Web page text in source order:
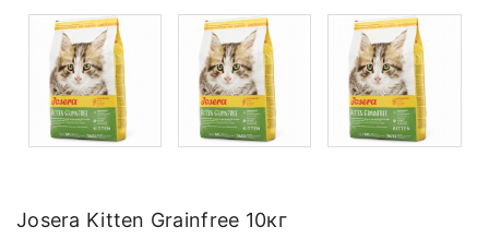
Josera Kitten Grainfree 10кг